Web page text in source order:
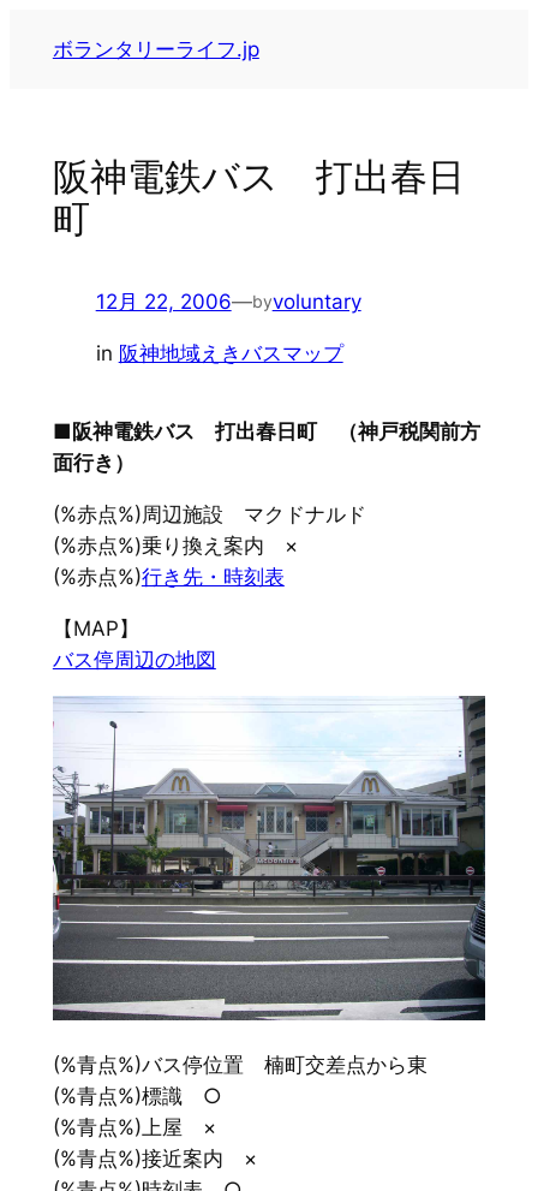
ボランタリーライフ.jp
阪神電鉄バス 打出春日
町
12月 22, 2006—byvoluntary
in 阪神地域えきバスマップ
■阪神電鉄バス 打出春日町 （神戸税関前方
面行き）
(%赤点%)周辺施設 マクドナルド
(%赤点%)乗り換え案内 ×
(%赤点%)行き先・時刻表
【MAP】
バス停周辺の地図
(%青点%)バス停位置 楠町交差点から東
(%青点%)標識 ○
(%青点%)上屋 ×
(%青点%)接近案内 ×